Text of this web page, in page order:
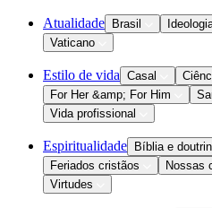
Atualidade Brasil
Vaticano
Estilo de vida Casal
For Her &amp; For Him
Vida profissional
Espiritualidade Bíblia e
Feriados cristãos
Nossas
Virtudes